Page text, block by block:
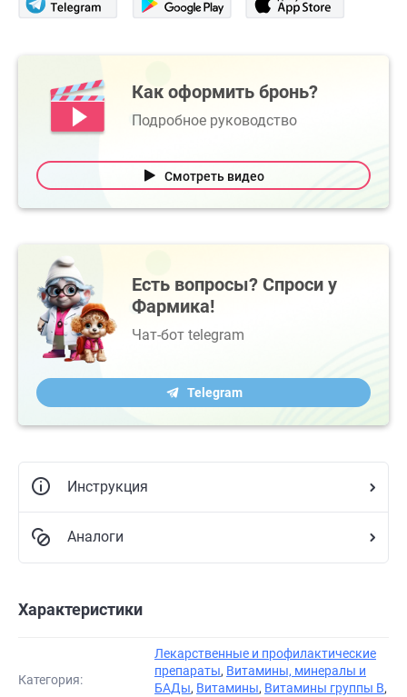
Как оформить бронь?
Подробное руководство
Смотреть видео
Есть вопросы? Спроси у
Фармика!
Чат-бот telegram
Telegram
Инструкция
Аналоги
Характеристики
Категория:
Лекарственные и профилактические
препараты, Витамины, минералы и
БАДы, Витамины, Витамины группы В,